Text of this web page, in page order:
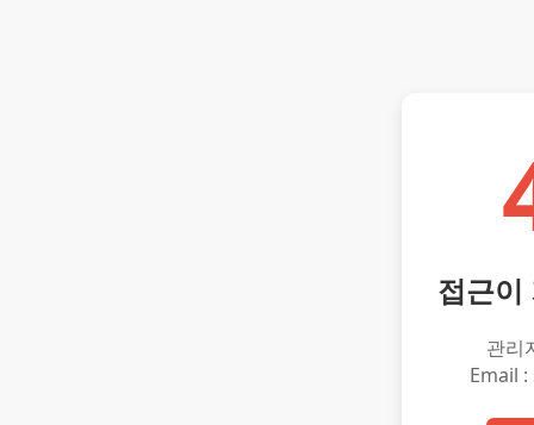
접근이
관리
Email